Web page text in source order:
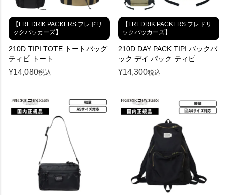
【FREDRIK PACKERS フレドリ
ックパッカーズ】
210D TIPI TOTE トートバッグ
ティピ トート
¥14,080税込
【FREDRIK PACKERS フレドリ
ックパッカーズ】
210D DAY PACK TIPI バックパ
ック デイ パック ティピ
¥14,300税込